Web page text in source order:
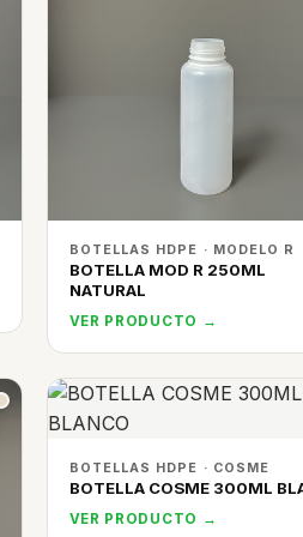
BOTELLAS HDPE · MODELO R
BOTELLA MOD R 250ML
NATURAL
VER PRODUCTO →
BOTELLAS HDPE · COSME
BOTELLA COSME 300ML
VER PRODUCTO →